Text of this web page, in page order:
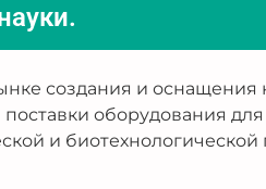
создания и оснащения
оборудования
и